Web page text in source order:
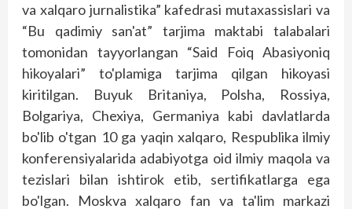
va xalqaro jurnalistika” kafedrasi mutaxassislari va
“Bu qadimiy san'at” tarjima maktabi talabalari
tomonidan tayyorlangan “Said Foiq Abasiyoniq
hikoyalari” to'plamiga tarjima qilgan hikoyasi
kiritilgan. Buyuk Britaniya, Polsha, Rossiya,
Bolgariya, Chexiya, Germaniya kabi davlatlarda
bo'lib o'tgan 10 ga yaqin xalqaro, Respublika ilmiy
konferensiyalarida adabiyotga oid ilmiy maqola va
tezislari bilan ishtirok etib, sertifikatlarga ega
bo'lgan. Moskva xalqaro fan va ta'lim markazi